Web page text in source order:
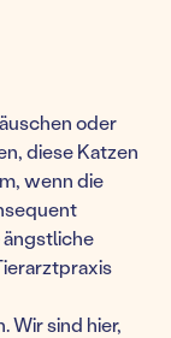
oder
diese Katzen
wenn die
Wir sind hier,